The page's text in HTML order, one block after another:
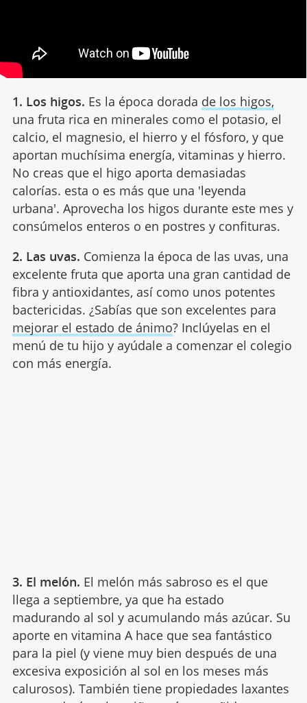
1. Los higos. Es la época dorada de los higos,
una fruta rica en minerales como el potasio, el
calcio, el magnesio, el hierro y el fósforo, y que
aportan muchísima energía, vitaminas y hierro.
No creas que el higo aporta demasiadas
calorías. esta o es más que una 'leyenda
urbana'. Aprovecha los higos durante este mes y
consúmelos enteros o en postres y confituras.
2. Las uvas. Comienza la época de las uvas, una
excelente fruta que aporta una gran cantidad de
fibra y antioxidantes, así como unos potentes
bactericidas. ¿Sabías que son excelentes para
mejorar el estado de ánimo? Inclúyelas en el
menú de tu hijo y ayúdale a comenzar el colegio
con más energía.
3. El melón. El melón más sabroso es el que
llega a septiembre, ya que ha estado
madurando al sol y acumulando más azúcar. Su
aporte en vitamina A hace que sea fantástico
para la piel (y viene muy bien después de una
excesiva exposición al sol en los meses más
calurosos). También tiene propiedades laxantes